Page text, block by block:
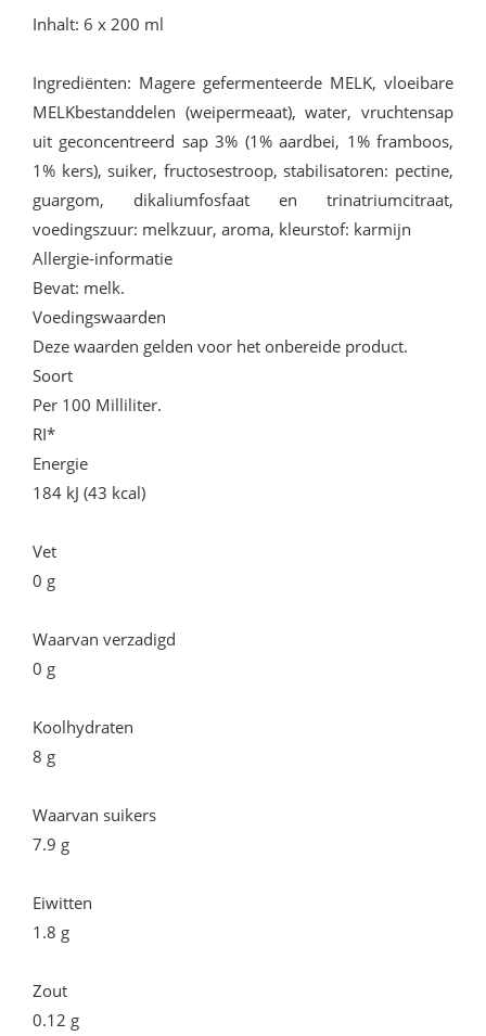
Inhalt: 6 x 200 ml
Ingrediënten: Magere gefermenteerde MELK, vloeibare
MELKbestanddelen (weipermeaat), water, vruchtensap
uit geconcentreerd sap 3% (1% aardbei, 1% framboos,
1% kers), suiker, fructosestroop, stabilisatoren: pectine,
guargom, dikaliumfosfaat en trinatriumcitraat,
voedingszuur: melkzuur, aroma, kleurstof: karmijn
Allergie-informatie
Bevat: melk.
Voedingswaarden
Deze waarden gelden voor het onbereide product.
Soort
Per 100 Milliliter.
RI*
Energie
184 kJ (43 kcal)
Vet
0 g
Waarvan verzadigd
0 g
Koolhydraten
8 g
Waarvan suikers
7.9 g
Eiwitten
1.8 g
Zout
0.12 g